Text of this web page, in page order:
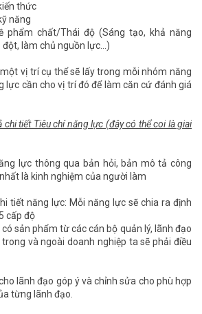
thức
năng
phẩm chất/Thái độ (Sáng tạo, khả năng
làm chủ nguồn lực…)
một vị trí cụ thể sẽ lấy trong mỗi nhóm năng
lực cần cho vị trí đó để làm căn cứ đánh giá
tiết Tiêu chí năng lực (đây có thể coi là giai
lực thông qua bản hỏi, bản mô tả công
là kinh nghiệm của người làm
tiết năng lực: Mỗi năng lực sẽ chia ra định
cấp độ
sản phẩm từ các cán bộ quản lý, lãnh đạo
và ngoài doanh nghiệp ta sẽ phải điều
lãnh đạo góp ý và chỉnh sửa cho phù hợp
từng lãnh đạo.